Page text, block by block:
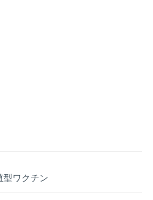
型ワクチン